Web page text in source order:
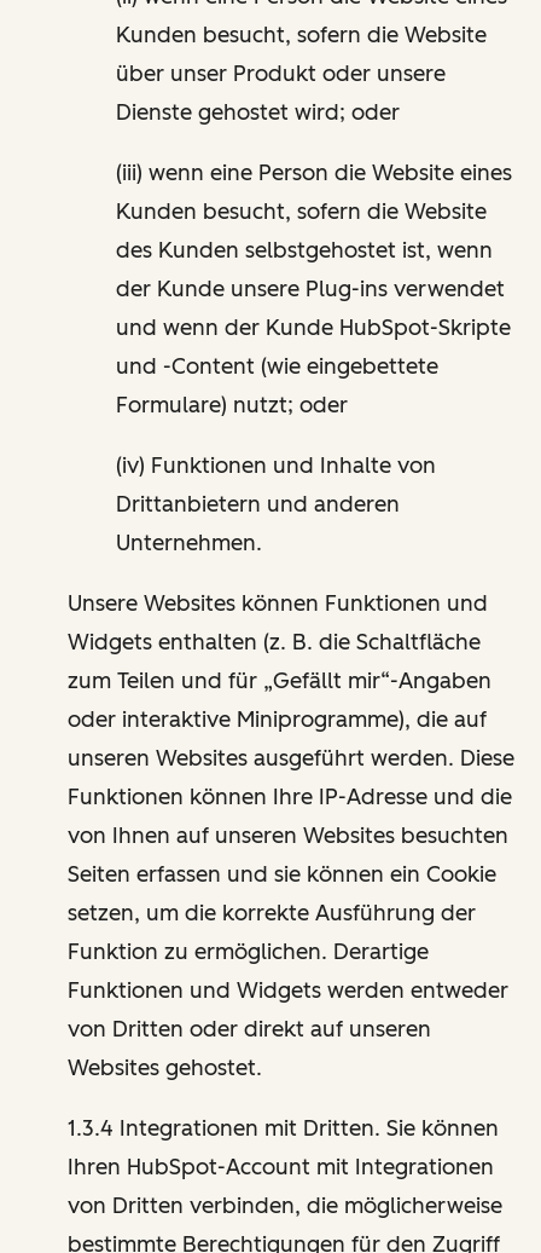
Kunden besucht, sofern die Website
über unser Produkt oder unsere
Dienste gehostet wird; oder
(iii) wenn eine Person die Website eines
Kunden besucht, sofern die Website
des Kunden selbstgehostet ist, wenn
der Kunde unsere Plug-ins verwendet
und wenn der Kunde HubSpot-Skripte
und -Content (wie eingebettete
Formulare) nutzt; oder
(iv) Funktionen und Inhalte von
Drittanbietern und anderen
Unternehmen.
Unsere Websites können Funktionen und
Widgets enthalten (z. B. die Schaltfläche
zum Teilen und für „Gefällt mir“-Angaben
oder interaktive Miniprogramme), die auf
unseren Websites ausgeführt werden. Diese
Funktionen können Ihre IP-Adresse und die
von Ihnen auf unseren Websites besuchten
Seiten erfassen und sie können ein Cookie
setzen, um die korrekte Ausführung der
Funktion zu ermöglichen. Derartige
Funktionen und Widgets werden entweder
von Dritten oder direkt auf unseren
Websites gehostet.
1.3.4 Integrationen mit Dritten. Sie können
Ihren HubSpot-Account mit Integrationen
von Dritten verbinden, die möglicherweise
bestimmte Berechtigungen für den Zugriff